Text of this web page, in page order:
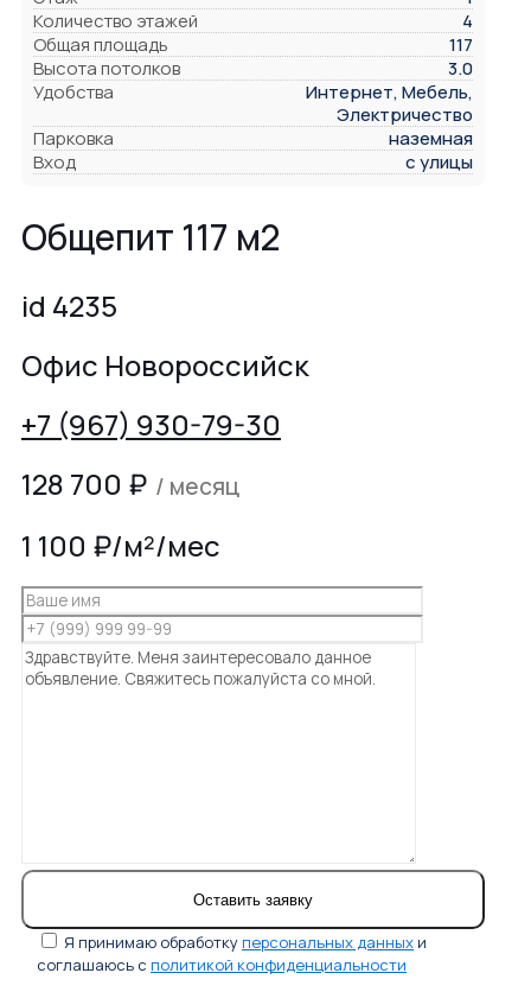
Количество этажей
4
Общая площадь
117
Высота потолков
3.0
Удобства
Интернет, Мебель,
Электричество
Парковка
наземная
Вход
с улицы
Общепит 117 м2
id 4235
Офис Новороссийск
+7 (967) 930-79-30
128 700 ₽ / месяц
1 100 ₽/м²/мес
Я принимаю обработкуперсональных данных и
соглашаюсь с политикой конфиденциальности